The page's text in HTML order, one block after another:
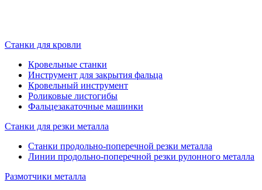
Станки для кровли
Кровельные станки
Инструмент для закрытия фальца
Кровельный инструмент
Роликовые листогибы
Фальцезакаточные машинки
Станки для резки металла
Станки продольно-поперечной резки металла
Линии продольно-поперечной резки рулонного металла
Размотчики металла